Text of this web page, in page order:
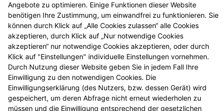
Seitenübersicht Kontakt
Impressum
Angebote zu optimieren. Einige Funktionen dieser Website
benötigen Ihre Zustimmung, um einwandfrei zu funktionieren. Sie
können durch Klick auf „Alle Cookies zulassen“ alle Cookies
akzeptieren, durch Klick auf „Nur notwendige Cookies
akzeptieren“ nur notwendige Cookies akzeptieren, oder durch
Klick auf "Einstellungen" individuelle Einstellungen vornehmen.
Durch Nutzung dieser Website geben Sie in jedem Fall Ihre
Einwilligung zu den notwendigen Cookies. Die
Einwilligungserklärung (des Nutzers, bzw. dessen Gerät) wird
gespeichert, um deren Abfrage nicht erneut wiederholen zu
müssen und die Einwilligung entsprechend der gesetzlichen